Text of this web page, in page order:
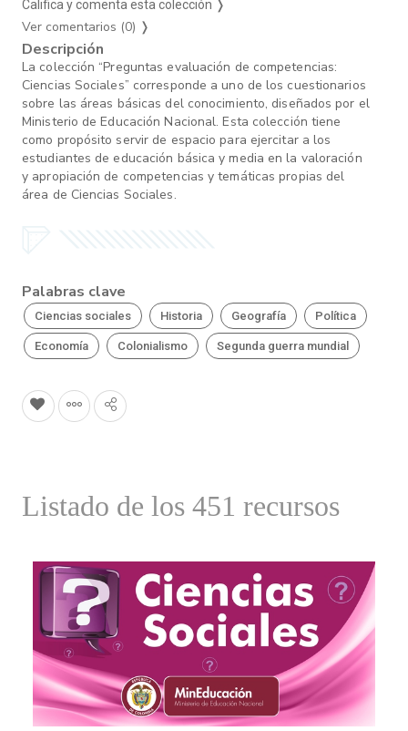
Califica y comenta esta colección ❭
Ver comentarios (0) ❭
Descripción
La colección “Preguntas evaluación de competencias:
Ciencias Sociales” corresponde a uno de los cuestionarios
sobre las áreas básicas del conocimiento, diseñados por el
Ministerio de Educación Nacional. Esta colección tiene
como propósito servir de espacio para ejercitar a los
estudiantes de educación básica y media en la valoración
y apropiación de competencias y temáticas propias del
área de Ciencias Sociales.
Palabras clave
Ciencias sociales Historia Geografía Política
Economía Colonialismo Segunda guerra mundial
Listado de los 451 recursos